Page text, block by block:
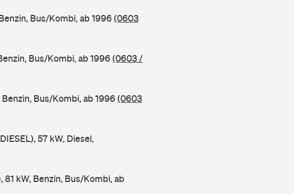
Bus/Kombi, ab 1996 (0603
Bus/Kombi, ab 1996 (0603 /
Benzin, Bus/Kombi, ab 1996 (0603
57 kW, Diesel,
81 kW, Benzin, Bus/Kombi, ab